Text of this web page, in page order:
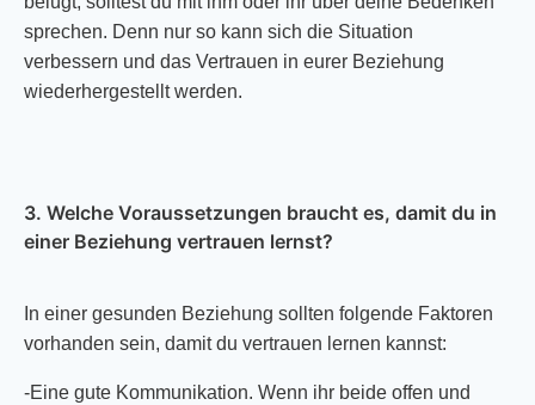
sprechen. Denn nur so kann sich die Situation
verbessern und das Vertrauen in eurer Beziehung
wiederhergestellt werden.
3. Welche Voraussetzungen braucht es, damit du in
einer Beziehung vertrauen lernst?
In einer gesunden Beziehung sollten folgende Faktoren
vorhanden sein, damit du vertrauen lernen kannst:
-Eine gute Kommunikation. Wenn ihr beide offen und